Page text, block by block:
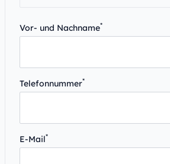
Vor- und Nachname*
Telefonnummer*
E-Mail*